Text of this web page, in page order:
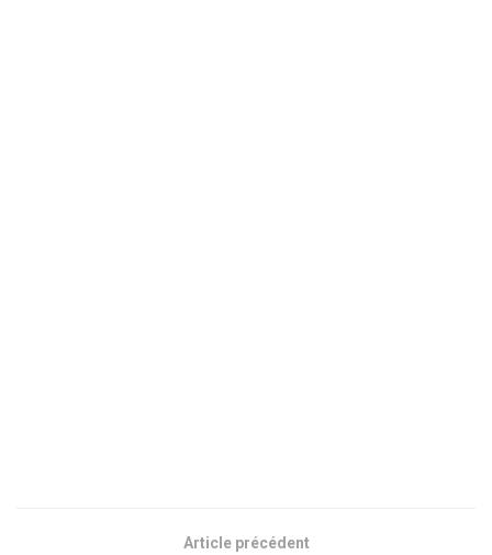
Article précédent